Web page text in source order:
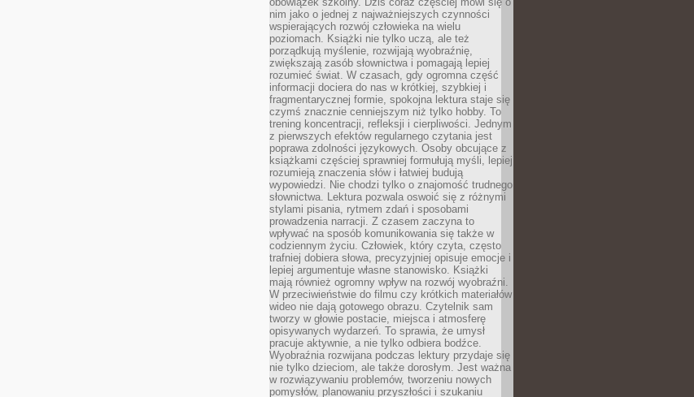
nim jako o jednej z najważniejszych czynności
wspierających rozwój człowieka na wielu
poziomach. Książki nie tylko uczą, ale też
porządkują myślenie, rozwijają wyobraźnię,
zwiększają zasób słownictwa i pomagają lepiej
rozumieć świat. W czasach, gdy ogromna część
informacji dociera do nas w krótkiej, szybkiej i
fragmentarycznej formie, spokojna lektura staje się
czymś znacznie cenniejszym niż tylko hobby. To
trening koncentracji, refleksji i cierpliwości. Jednym
z pierwszych efektów regularnego czytania jest
poprawa zdolności językowych. Osoby obcujące z
książkami częściej sprawniej formułują myśli, lepiej
rozumieją znaczenia słów i łatwiej budują
wypowiedzi. Nie chodzi tylko o znajomość trudnego
słownictwa. Lektura pozwala oswoić się z różnymi
stylami pisania, rytmem zdań i sposobami
prowadzenia narracji. Z czasem zaczyna to
wpływać na sposób komunikowania się także w
codziennym życiu. Człowiek, który czyta, często
trafniej dobiera słowa, precyzyjniej opisuje emocje i
lepiej argumentuje własne stanowisko. Książki
mają również ogromny wpływ na rozwój wyobraźni.
W przeciwieństwie do filmu czy krótkich materiałów
wideo nie dają gotowego obrazu. Czytelnik sam
tworzy w głowie postacie, miejsca i atmosferę
opisywanych wydarzeń. To sprawia, że umysł
pracuje aktywnie, a nie tylko odbiera bodźce.
Wyobraźnia rozwijana podczas lektury przydaje się
nie tylko dzieciom, ale także dorosłym. Jest ważna
w rozwiązywaniu problemów, tworzeniu nowych
pomysłów, planowaniu przyszłości i szukaniu